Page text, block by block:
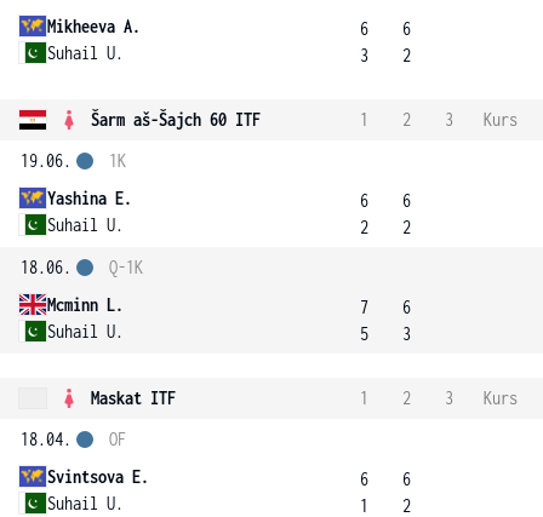
Mikheeva A.
Suhail U.
6
3
6
2
Šarm aš-Šajch 60 ITF 1 2 3
Kurs
19.06.
Yashina E.
Suhail U.
1K
6
2
6
2
18.06.
Mcminn L.
Suhail U.
Q-1K
7
5
6
3
Maskat ITF 1 2 3
Kurs
18.04.
Svintsova E.
Suhail U.
OF
6
1
6
2